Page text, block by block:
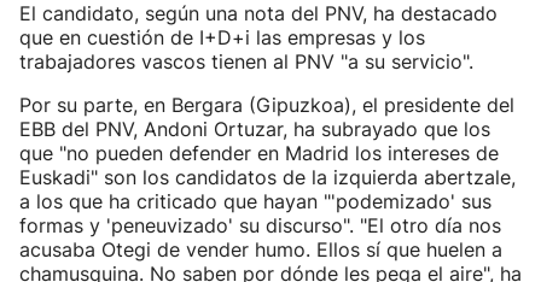
El candidato, según una nota del PNV, ha destacado
que en cuestión de I+D+i las empresas y los
trabajadores vascos tienen al PNV "a su servicio".
Por su parte, en Bergara (Gipuzkoa), el presidente del
EBB del PNV, Andoni Ortuzar, ha subrayado que los
que "no pueden defender en Madrid los intereses de
Euskadi" son los candidatos de la izquierda abertzale,
a los que ha criticado que hayan "'podemizado' sus
formas y 'peneuvizado' su discurso". "El otro día nos
acusaba Otegi de vender humo. Ellos sí que huelen a
chamusquina. No saben por dónde les pega el aire", ha